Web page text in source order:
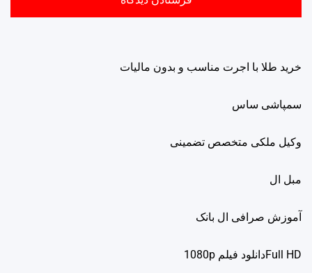
خرید طلا با اجرت مناسب و بدون مالیات
سمپاشی ساس
وکیل ملکی متخصص تضمینی
مبل ال
آموزش صرافی ال بانک
Full HDدانلود فيلم 1080p